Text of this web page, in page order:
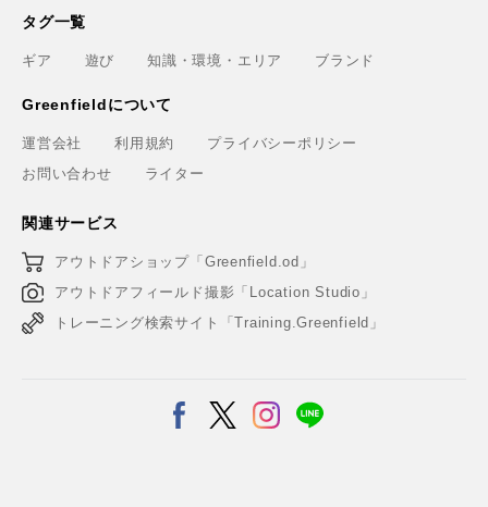
タグ一覧
ギア 遊び 知識・環境・エリア ブランド
Greenfieldについて
運営会社 利用規約
プライバシーポリシー
お問い合わせ
ライター
関連サービス
アウトドアショップ「Greenfield.od」
アウトドアフィールド撮影「Location Studio」
トレーニング検索サイト「Training.Greenfield」